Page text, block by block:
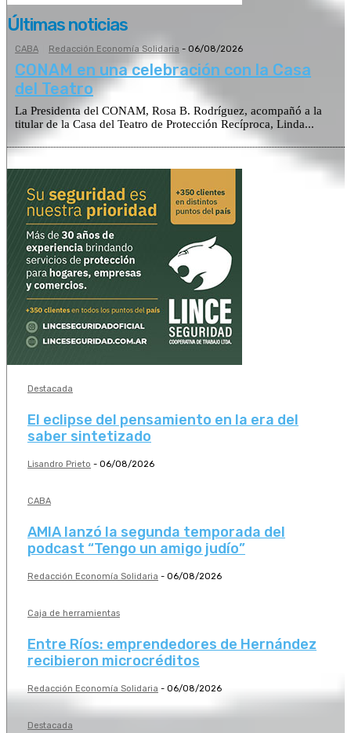
Últimas noticias
CABA Redacción Economía Solidaria - 06/08/2026
CONAM en una celebración con la Casa
del Teatro
La Presidenta del CONAM, Rosa B. Rodríguez, acompañó a la
titular de la Casa del Teatro de Protección Recíproca, Linda...
Destacada
El eclipse del pensamiento en la era del
saber sintetizado
Lisandro Prieto - 06/08/2026
CABA
AMIA lanzó la segunda temporada del
podcast “Tengo un amigo judío”
Redacción Economía Solidaria - 06/08/2026
Caja de herramientas
Entre Ríos: emprendedores de Hernández
recibieron microcréditos
Redacción Economía Solidaria - 06/08/2026
Destacada